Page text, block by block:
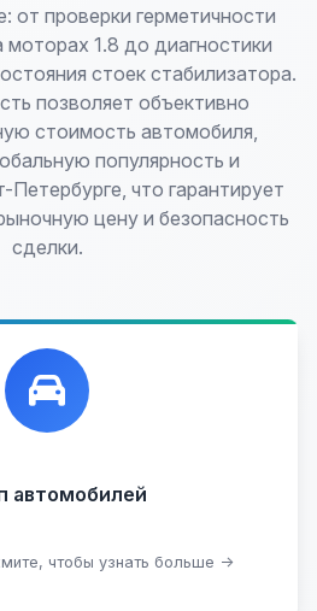
от проверки герметичности
моторах 1.8 до диагностики
стоек стабилизатора.
позволяет объективно
стоимость автомобиля,
популярность и
Петербурге, что гарантирует
цену и безопасность
сделки.
автомобилей
чтобы узнать больше →
по выкупу автомобилей,
любых:
Проблемные
стоимость